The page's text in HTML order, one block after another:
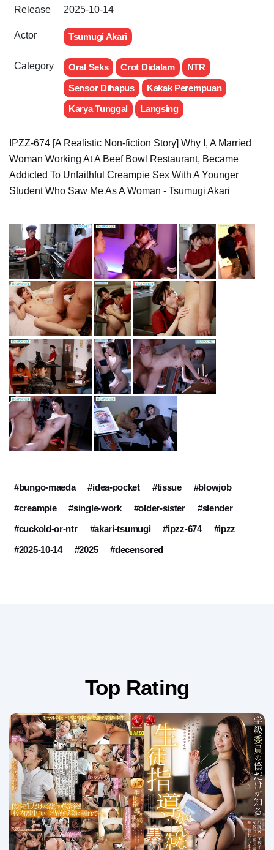
Release 2025-10-14
Actor Tsumugi Akari
Category Oral Seks Crot Didalam
NTR
Sensor Dihapus
Kakak Perempuan
Karya Tunggal
Langsing
IPZZ-674 [A Realistic Non-fiction Story] Why I, A Married
Woman Working At A Beef Bowl Restaurant, Became
Addicted To Unfaithful Creampie Sex With A Younger
Student Who Saw Me As A Woman - Tsumugi Akari
#bungo-maeda #idea-pocket #tissue
#blowjob
#creampie
#single-work #older-sister
#slender
#cuckold-or-ntr
#akari-tsumugi #ipzz-674
#ipzz
#2025-10-14
#2025 #decensored
Top Rating